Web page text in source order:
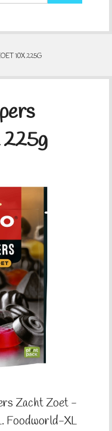
10X 225G
Zacht Zoet -
Foodworld-XL